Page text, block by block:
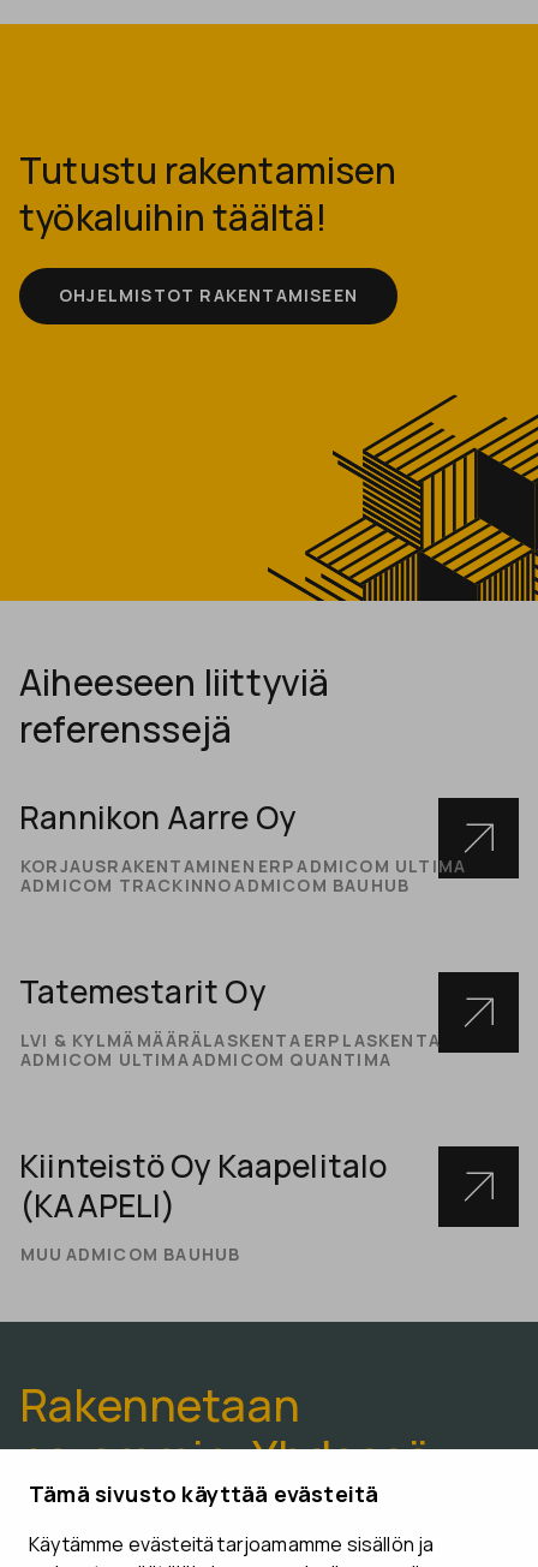
Tämä sivusto käyttää evästeitä
Käytämme evästeitä tarjoamamme sisällön ja
Tutustu rakentamisen
työkaluihin täältä!
OHJELMISTOT RAKENTAMISEEN
Aiheeseen liittyviä
referenssejä
Rannikon Aarre Oy
KORJAUSRAKENTAMINEN ERPADMICOM ULTIMA
ADMICOM TRACKINNOADMICOM BAUHUB
Tatemestarit Oy
LVI & KYLMÄ MÄÄRÄLASKENTA ERP LASKENTA
ADMICOM ULTIMAADMICOM QUANTIMA
Kiinteistö Oy Kaapelitalo
(KAAPELI)
MUU ADMICOM BAUHUB
Rakennetaan
paremmin. Yhdessä.
VARAA ESITTELYAIKA